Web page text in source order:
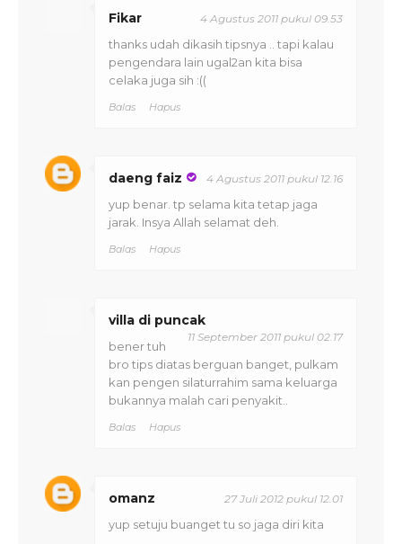
Fikar 4 Agustus 2011 pukul 09.53
thanks udah dikasih tipsnya .. tapi kalau
pengendara lain ugal2an kita bisa
celaka juga sih :((
Balas Hapus
daeng faiz 4 Agustus 2011 pukul 12.16
yup benar. tp selama kita tetap jaga
jarak. Insya Allah selamat deh.
Balas Hapus
villa di puncak
11 September 2011 pukul 02.17
bener tuh
bro tips diatas berguan banget, pulkam
kan pengen silaturrahim sama keluarga
bukannya malah cari penyakit..
Balas Hapus
omanz 27 Juli 2012 pukul 12.01
yup setuju buanget tu so jaga diri kita